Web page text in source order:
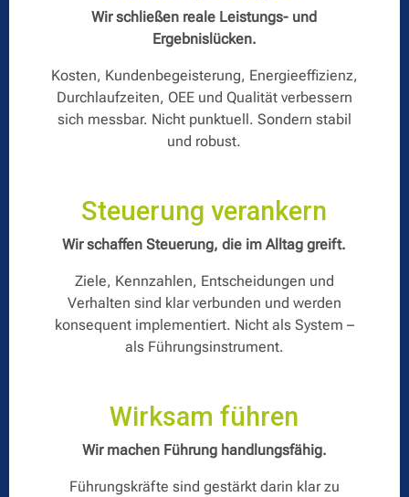
Wir schließen reale Leistungs- und
Ergebnislücken.
Kosten, Kundenbegeisterung, Energieeffizienz,
Durchlaufzeiten, OEE und Qualität verbessern
sich messbar. Nicht punktuell. Sondern stabil
und robust.
Steuerung verankern
Wir schaffen Steuerung, die im Alltag greift.
Ziele, Kennzahlen, Entscheidungen und
Verhalten sind klar verbunden und werden
konsequent implementiert. Nicht als System –
als Führungsinstrument.
Wirksam führen
Wir machen Führung handlungsfähig.
Führungskräfte sind gestärkt darin klar zu